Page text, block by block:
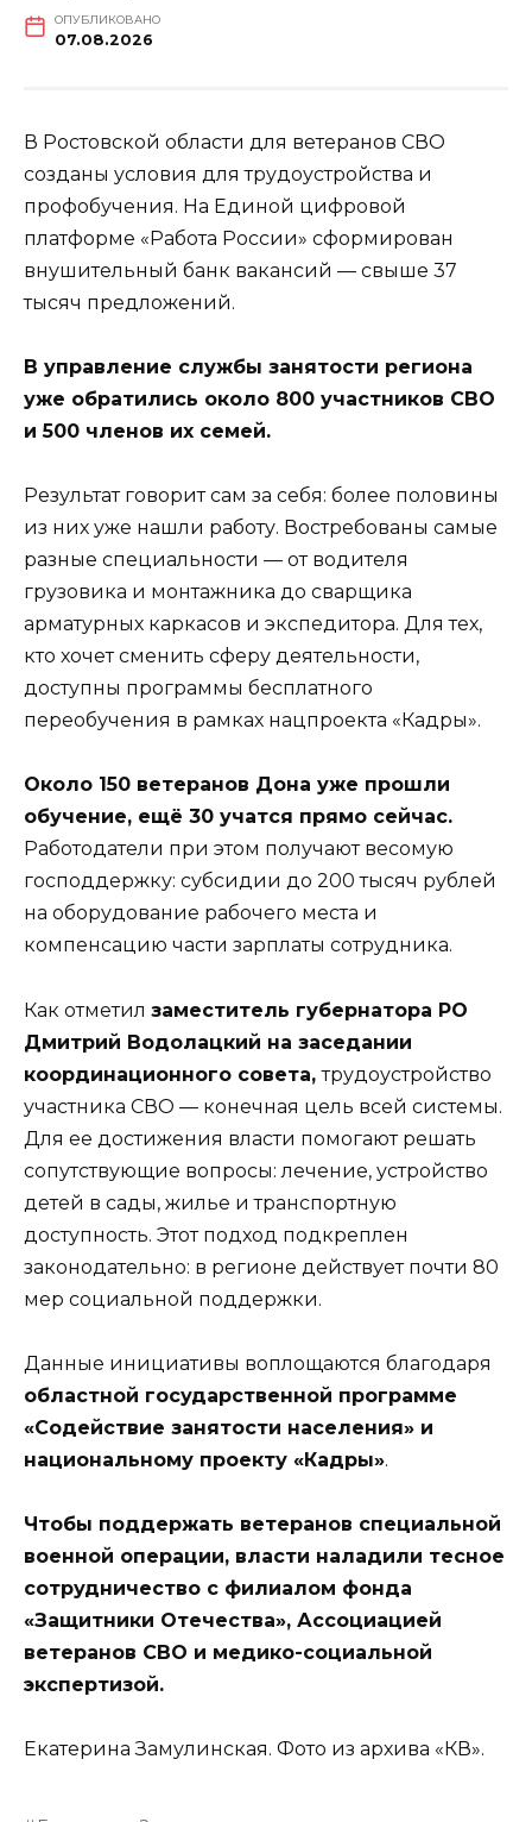
ОПУБЛИКОВАНО
07.08.2026
В Ростовской области для ветеранов СВО
созданы условия для трудоустройства и
профобучения. На Единой цифровой
платформе «Работа России» сформирован
внушительный банк вакансий — свыше 37
тысяч предложений.
В управление службы занятости региона
уже обратились около 800 участников СВО
и 500 членов их семей.
Результат говорит сам за себя: более половины
из них уже нашли работу. Востребованы самые
разные специальности — от водителя
грузовика и монтажника до сварщика
арматурных каркасов и экспедитора. Для тех,
кто хочет сменить сферу деятельности,
доступны программы бесплатного
переобучения в рамках нацпроекта «Кадры».
Около 150 ветеранов Дона уже прошли
обучение, ещё 30 учатся прямо сейчас.
Работодатели при этом получают весомую
господдержку: субсидии до 200 тысяч рублей
на оборудование рабочего места и
компенсацию части зарплаты сотрудника.
Как отметил заместитель губернатора РО
Дмитрий Водолацкий на заседании
координационного совета,трудоустройство
участника СВО — конечная цель всей системы.
Для ее достижения власти помогают решать
сопутствующие вопросы: лечение, устройство
детей в сады, жилье и транспортную
доступность. Этот подход подкреплен
законодательно: в регионе действует почти 80
мер социальной поддержки.
Данные инициативы воплощаются благодаря
областной государственной программе
«Содействие занятости населения» и
национальному проекту «Кадры».
Чтобы поддержать ветеранов специальной
военной операции, власти наладили тесное
сотрудничество с филиалом фонда
«Защитники Отечества», Ассоциацией
ветеранов СВО и медико-социальной
экспертизой.
Екатерина Замулинская. Фото из архива «КВ».